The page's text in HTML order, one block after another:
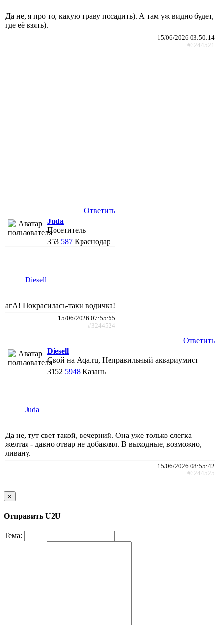
Да не, я про то, какую траву посадить). А там уж видно будет,
где её взять).
15/06/2026 03:50:14
#3244521
Ответить
Juda
Посетитель
353 587 Краснодар
Diesell
агА! Покрасилась-таки водичка!
15/06/2026 07:55:55
#3244524
Ответить
Diesell
Свой на Aqa.ru, Неправильный аквариумист
3152 5948 Казань
Juda
Да не, тут свет такой, вечерний. Она уже только слегка
желтая - давно отвар не добавлял. В выходные, возможно,
ливану.
15/06/2026 08:55:42
#3244525
×
Отправить U2U
Тема: